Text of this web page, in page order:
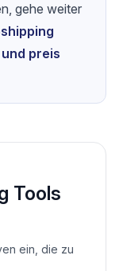
gehe weiter
preis
Tools
ein, die zu